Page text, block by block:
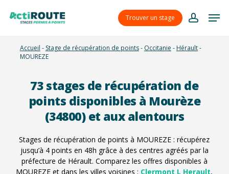
Trouver un stage
account
Accueil - Stage de récupération de points- Occitanie - Hérault-
MOUREZE
73stages de récupération de
points disponibles à Mourèze
(34800) et aux alentours
Stages de récupération de points à MOUREZE : récupérez
jusqu’à 4 points en 48h grâce à des centres agréés par la
préfecture de Hérault. Comparez les offres disponibles à
MOUREZE et dans les villes voisines : Clermont L Herault,